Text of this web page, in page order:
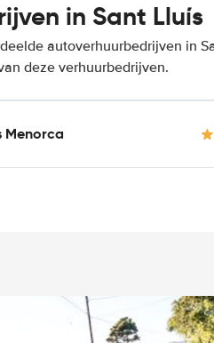
in Sant Lluís
autoverhuurbedrijven in
deze verhuurbedrijven.
Menorca